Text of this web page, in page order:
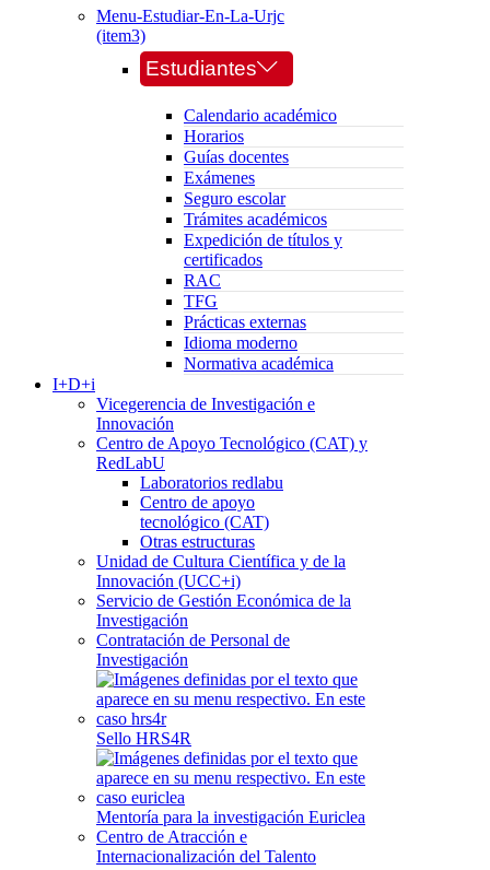
Menu-Estudiar-En-La-Urjc
(item3)
Estudiantes
Calendario académico
Horarios
Guías docentes
Exámenes
Seguro escolar
Trámites académicos
Expedición de títulos y
certificados
RAC
TFG
Prácticas externas
Idioma moderno
Normativa académica
I+D+i
Vicegerencia de Investigación e
Innovación
Centro de Apoyo Tecnológico (CAT) y
RedLabU
Laboratorios redlabu
Centro de apoyo
tecnológico (CAT)
Otras estructuras
Unidad de Cultura Científica y de la
Innovación (UCC+i)
Servicio de Gestión Económica de la
Investigación
Contratación de Personal de
Investigación
Sello HRS4R
Mentoría para la investigación Euriclea
Centro de Atracción e
Internacionalización del Talento